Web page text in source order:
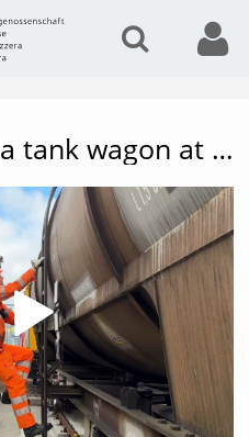
Fuel unloading of a tank wagon at ALC-Hinwil